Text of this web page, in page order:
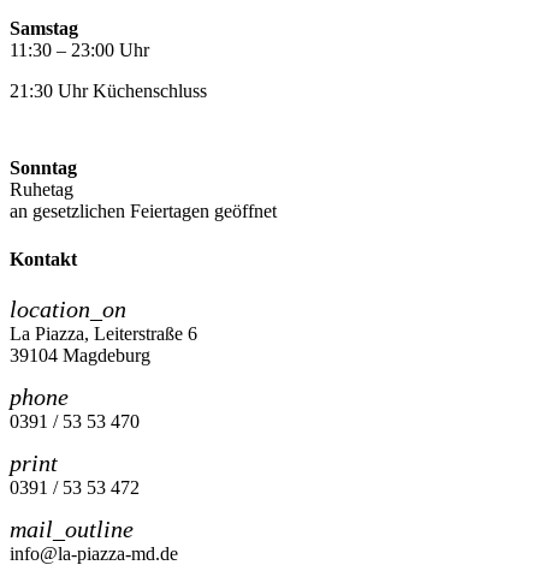
Samstag
11:30 – 23:00 Uhr
21:30 Uhr Küchenschluss
Sonntag
Ruhetag
an gesetzlichen Feiertagen geöffnet
Kontakt
location_on
La Piazza, Leiterstraße 6
39104 Magdeburg
phone
0391 / 53 53 470
print
0391 / 53 53 472
mail_outline
info@la-piazza-md.de